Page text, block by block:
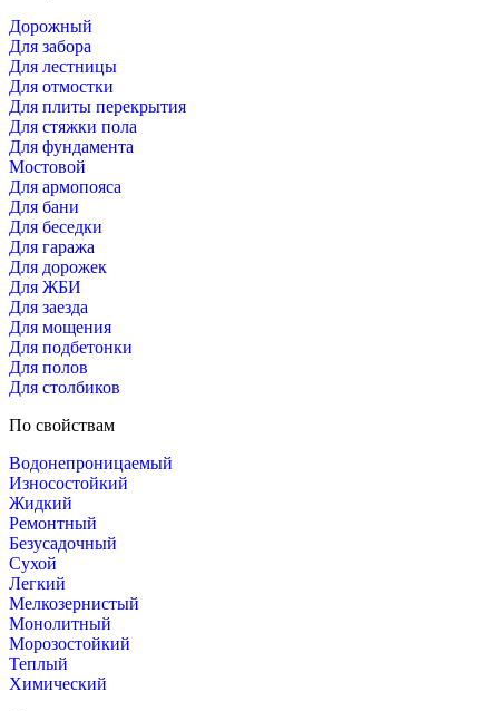
Дорожный
Для забора
Для лестницы
Для отмостки
Для плиты перекрытия
Для стяжки пола
Для фундамента
Мостовой
Для армопояса
Для бани
Для беседки
Для гаража
Для дорожек
Для ЖБИ
Для заезда
Для мощения
Для подбетонки
Для полов
Для столбиков
По свойствам
Водонепроницаемый
Износостойкий
Жидкий
Ремонтный
Безусадочный
Сухой
Легкий
Мелкозернистый
Монолитный
Морозостойкий
Теплый
Химический